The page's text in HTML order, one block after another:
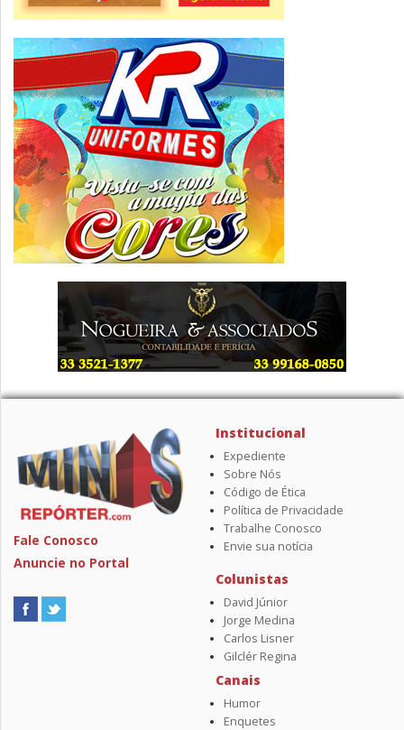
Fale Conosco
Anuncie no Portal
Institucional
Expediente
Sobre Nós
Código de Ética
Política de Privacidade
Trabalhe Conosco
Envie sua notícia
Colunistas
David Júnior
Jorge Medina
Carlos Lisner
Gilclér Regina
Canais
Humor
Enquetes